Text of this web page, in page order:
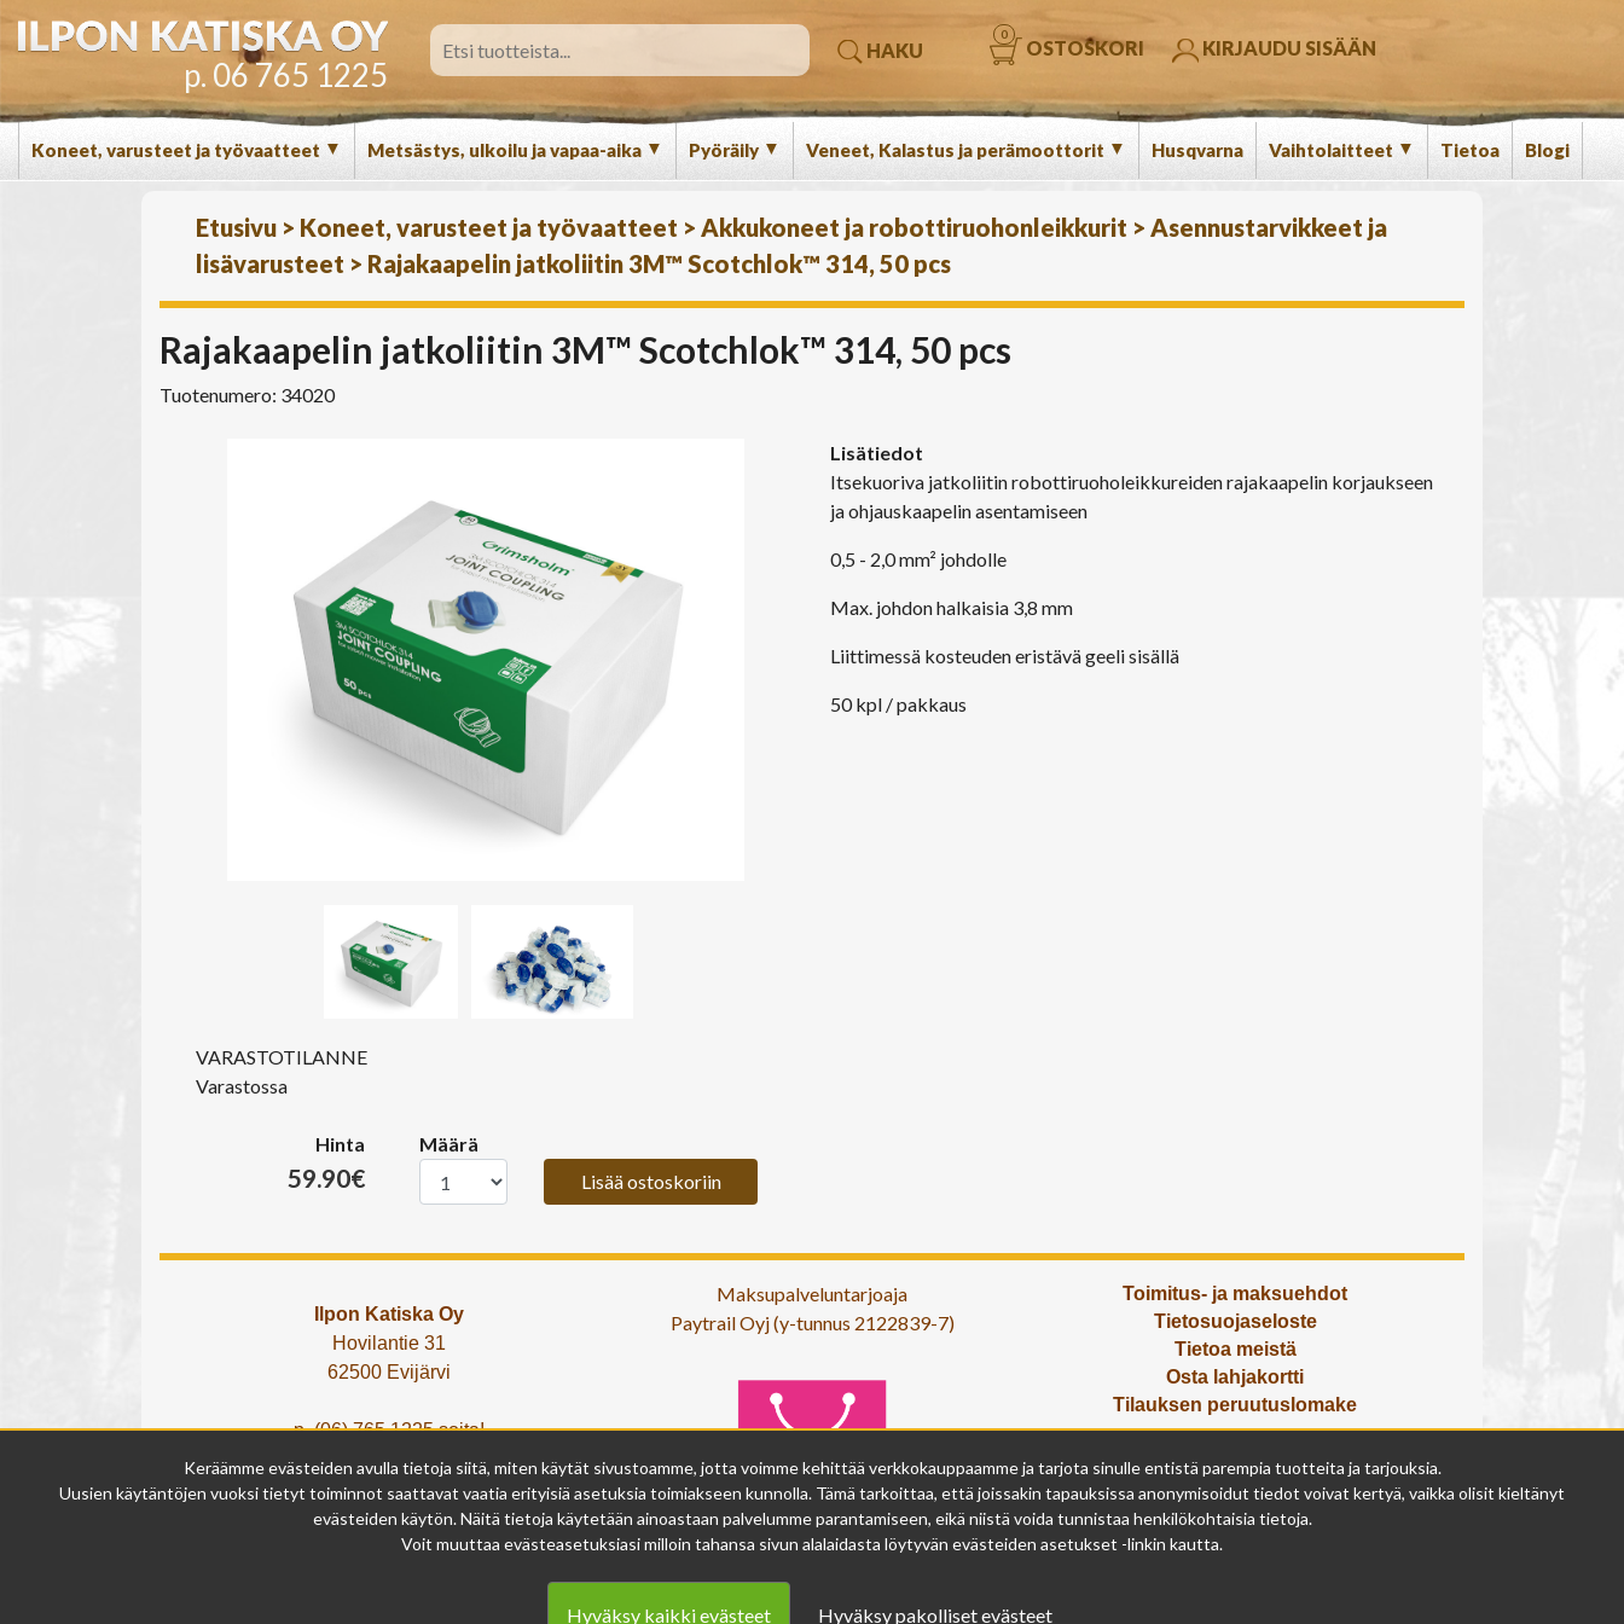
p. 06 765 1225
HAKU OSTOSKORI
0
KIRJAUDU SISÄÄN
Koneet, varusteet ja työvaatteet ▼ Metsästys, ulkoilu ja vapaa-aika ▼ Pyöräily ▼ Veneet, Kalastus ja perämoottorit ▼ Husqvarna Vaihtolaitteet ▼ Tietoa Blogi
Etusivu > Koneet, varusteet ja työvaatteet > Akkukoneet ja robottiruohonleikkurit > Asennustarvikkeet ja
lisävarusteet > Rajakaapelin jatkoliitin 3M™ Scotchlok™ 314, 50 pcs
Rajakaapelin jatkoliitin 3M™ Scotchlok™ 314, 50 pcs
Tuotenumero: 34020
VARASTOTILANNE
Varastossa
Hinta
59.90€
Määrä
Lisää ostoskoriin
Lisätiedot
Itsekuoriva jatkoliitin robottiruoholeikkureiden rajakaapelin korjaukseen
ja ohjauskaapelin asentamiseen
0,5 - 2,0 mm² johdolle
Max. johdon halkaisia 3,8 mm
Liittimessä kosteuden eristävä geeli sisällä
50 kpl / pakkaus
Ilpon Katiska Oy
Hovilantie 31
62500 Evijärvi
p. (06) 765 1225 soita!
tai lähetä What's App viesti!
info@ilponkatiska.fi
y-tunnus: 2404114-9
Maksupalveluntarjoaja
Paytrail Oyj (y-tunnus 2122839-7)
Toimitus- ja maksuehdot
Tietosuojaseloste
Tietoa meistä
Osta lahjakortti
Tilauksen peruutuslomake
Olemme avoinna
ma - pe 9 - 17
la 9 - 14
su suljettu
Keräämme evästeiden avulla tietoja siitä, miten käytät sivustoamme, jotta voimme kehittää verkkokauppaamme ja tarjota sinulle entistä parempia tuotteita ja tarjouksia.
Uusien käytäntöjen vuoksi tietyt toiminnot saattavat vaatia erityisiä asetuksia toimiakseen kunnolla. Tämä tarkoittaa, että joissakin tapauksissa anonymisoidut tiedot voivat kertyä, vaikka olisit kieltänyt
evästeiden käytön. Näitä tietoja käytetään ainoastaan palvelumme parantamiseen, eikä niistä voida tunnistaa henkilökohtaisia tietoja.
Voit muuttaa evästeasetuksiasi milloin tahansa sivun alalaidasta löytyvän evästeiden asetukset -linkin kautta.
Hyväksy kaikki evästeet Hyväksy pakolliset evästeet